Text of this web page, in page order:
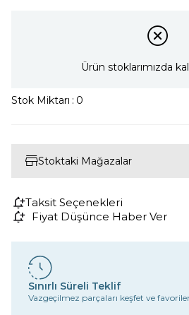
Ürün stoklarımızda
Stok Miktarı : 0
Stoktaki Mağazalar
Taksit Seçenekleri
Fiyat Düşünce Haber Ver
Sınırlı Süreli Teklif
Vazgeçilmez parçaları keşfet ve